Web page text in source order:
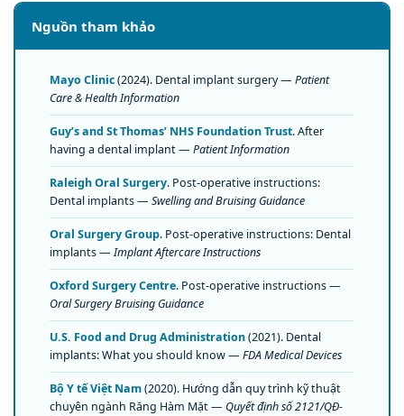
Nguồn tham khảo
Mayo Clinic(2024). Dental implant surgery — Patient
Care & Health Information
Guy’s and St Thomas’ NHS Foundation Trust. After
having a dental implant — Patient Information
Raleigh Oral Surgery. Post-operative instructions:
Dental implants — Swelling and Bruising Guidance
Oral Surgery Group. Post-operative instructions: Dental
implants —Implant Aftercare Instructions
Oxford Surgery Centre. Post-operative instructions —
Oral Surgery Bruising Guidance
U.S. Food and Drug Administration(2021). Dental
implants: What you should know — FDA Medical Devices
Bộ Y tế Việt Nam(2020). Hướng dẫn quy trình kỹ thuật
chuyên ngành Răng Hàm Mặt — Quyết định số 2121/QĐ-